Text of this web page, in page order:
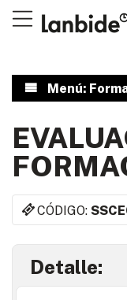
Menú:
CÓDIGO:
Detalle: